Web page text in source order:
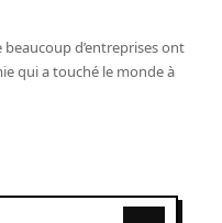
d’entreprises ont
qui a touché le monde à